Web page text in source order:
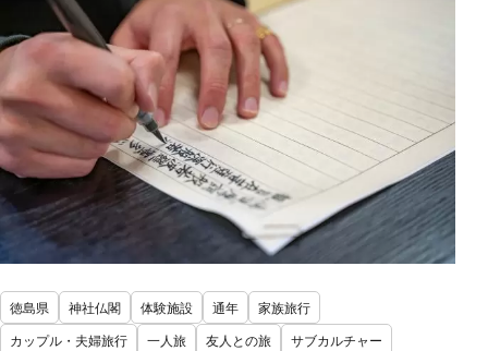
徳島県 神社仏閣 体験施設 通年
家族旅行
カップル・夫婦旅行
一人旅 友人との旅 サブカルチャー